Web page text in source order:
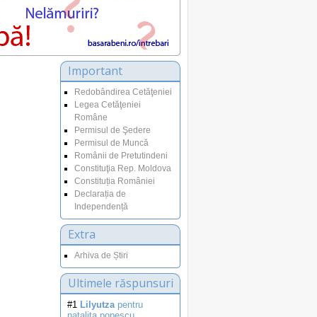
Important
Redobândirea Cetăţeniei
Legea Cetăţeniei
Române
Permisul de Şedere
Permisul de Muncă
Românii de Pretutindeni
Constituţia Rep. Moldova
Constituția României
Declarația de
Independență
Extra
Arhiva de Știri
Ultimele răspunsuri
#1 Lilyutzapentru